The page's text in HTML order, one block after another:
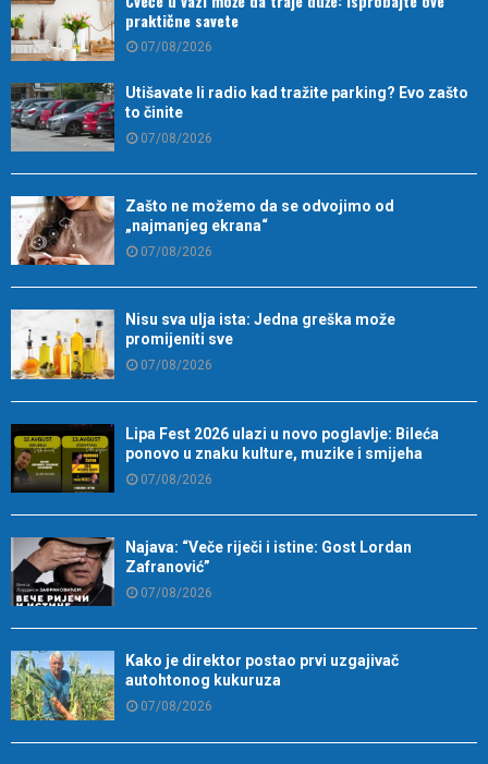
praktične savete
07/08/2026
Utišavate li radio kad tražite parking? Evo zašto
to činite
07/08/2026
Zašto ne možemo da se odvojimo od
„najmanjeg ekrana“
07/08/2026
Nisu sva ulja ista: Jedna greška može
promijeniti sve
07/08/2026
Lipa Fest 2026 ulazi u novo poglavlje: Bileća
ponovo u znaku kulture, muzike i smijeha
07/08/2026
Najava: “Veče riječi i istine: Gost Lordan
Zafranović”
07/08/2026
Kako je direktor postao prvi uzgajivač
autohtonog kukuruza
07/08/2026